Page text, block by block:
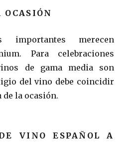
OCASIÓN
importantes merecen
Para celebraciones
de gama media son
del vino debe coincidir
la ocasión.
VINO ESPAÑOL A